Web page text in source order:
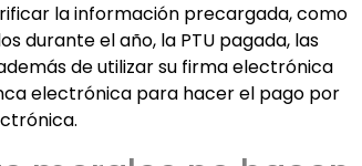
la información precargada, como
durante el año, la PTU pagada, las
de utilizar su firma electrónica
electrónica para hacer el pago por